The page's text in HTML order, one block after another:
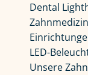
Dental
LED-
Unsere